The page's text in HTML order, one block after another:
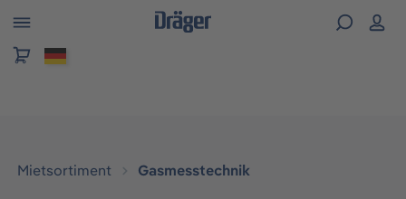
springen
Mietsortiment Gasmesstechnik